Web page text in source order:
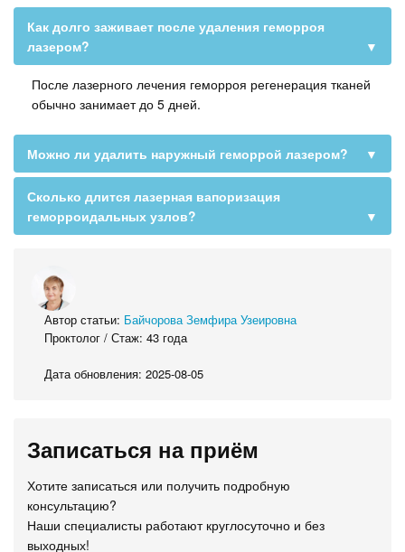
Как долго заживает после удаления геморроя
лазером?
▼
После лазерного лечения геморроя регенерация тканей
обычно занимает до 5 дней.
Можно ли удалить наружный геморрой лазером? ▼
Сколько длится лазерная вапоризация
геморроидальных узлов?
▼
Автор статьи: Байчорова Земфира Узеировна
Проктолог / Стаж: 43 года
Дата обновления: 2025-08-05
Записаться на приём
Хотите записаться или получить подробную
консультацию?
Наши специалисты работают круглосуточно и без
выходных!